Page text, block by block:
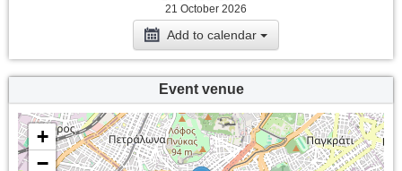
21 October 2026
Add to calendar
Event venue
+
−